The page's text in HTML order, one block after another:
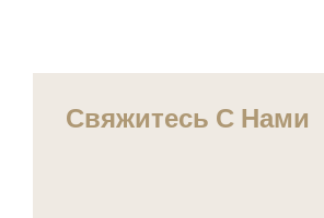
Свяжитесь С Нами